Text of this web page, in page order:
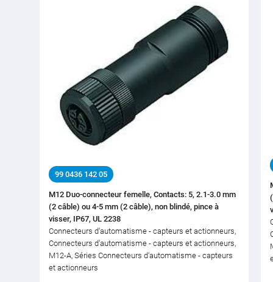
99 0436 142 05
M12 Duo-connecteur femelle, Contacts: 5, 2.1-3.0 mm
(2 câble) ou 4-5 mm (2 câble), non blindé, pince à
visser, IP67, UL 2238
Connecteurs d‘automatisme - capteurs et actionneurs,
Connecteurs d‘automatisme - capteurs et actionneurs,
M12-A, Séries Connecteurs d‘automatisme - capteurs
et actionneurs